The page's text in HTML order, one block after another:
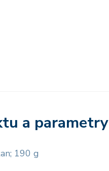
a parametry
190 g